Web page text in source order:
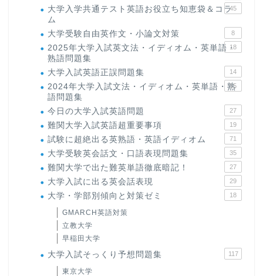
大学入学共通テスト英語お役立ち知恵袋＆コラ
ム
45
大学受験自由英作文・小論文対策 8
2025年大学入試英文法・イディオム・英単語・
熟語問題集
18
大学入試英語正誤問題集 14
2024年大学入試文法・イディオム・英単語・熟
語問題集
15
今日の大学入試英語問題 27
難関大学入試英語超重要事項 19
試験に超絶出る英熟語・英語イディオム 71
大学受験英会話文・口語表現問題集 35
難関大学で出た難英単語徹底暗記！ 27
大学入試に出る英会話表現 29
大学・学部別傾向と対策ゼミ 18
GMARCH英語対策
立教大学
早稲田大学
大学入試そっくり予想問題集 117
東京大学